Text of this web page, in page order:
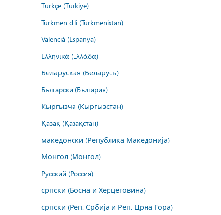
Türkçe (Türkiye)
Türkmen dili (Türkmenistan)
Valencià (Espanya)
Ελληνικά (Ελλάδα)
Беларуская (Беларусь)
Български (България)
Кыргызча (Кыргызстан)
Қазақ (Қазақстан)
македонски (Република Македонија)
Монгол (Монгол)
Русский (Россия)
српски (Босна и Херцеговина)
српски (Реп. Србија и Реп. Црна Гора)